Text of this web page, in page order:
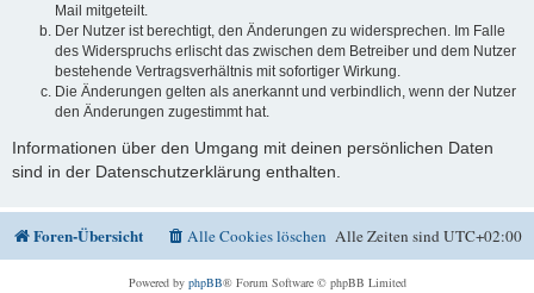
Mail mitgeteilt.
Der Nutzer ist berechtigt, den Änderungen zu widersprechen. Im Falle
des Widerspruchs erlischt das zwischen dem Betreiber und dem Nutzer
bestehende Vertragsverhältnis mit sofortiger Wirkung.
Die Änderungen gelten als anerkannt und verbindlich, wenn der Nutzer
den Änderungen zugestimmt hat.
Informationen über den Umgang mit deinen persönlichen Daten
sind in der Datenschutzerklärung enthalten.
Foren-Übersicht Alle Zeiten sindUTC+02:00
Alle Cookies löschen
Powered by phpBB® Forum Software © phpBB Limited